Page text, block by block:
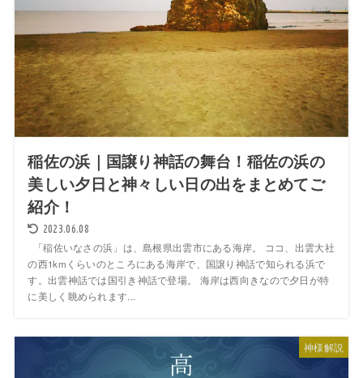
稲佐の浜｜国譲り神話の舞台！稲佐の浜の
美しい夕日と神々しい日の出をまとめてご
紹介！
2023.06.08
「稲佐いなさの浜」は、島根県出雲市にある海岸。 ココ、出雲大社
の西1kmくらいのところにある海岸で、国譲り神話で知られる浜で
す。出雲神話では国引き神話で登場。 海岸は西向きなので夕日が特
に美しく眺められます...
神様解説